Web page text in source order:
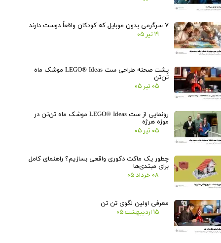
۷ سرگرمی بدون موبایل که کودکان واقعاً دوست دارند
۱۹ تیر ۰۵
پشت صحنه طراحی ست LEGO® Ideas موشک ماه
تن‌تن
۰۵ تیر ۰۵
رونمایی از ست LEGO® Ideas موشک ماه تن‌تن در
موزه هرژه
۰۵ تیر ۰۵
چطور یک ماکت دکوری واقعی بسازیم؟ راهنمای کامل
برای مبتدی‌ها
۰۸ خرداد ۰۵
معرفی اولین لگوی تن تن
۱۵ اردیبهشت ۰۵